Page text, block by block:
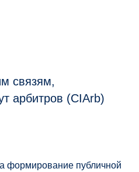
связям,
арбитров (CIArb)
формирование публичной